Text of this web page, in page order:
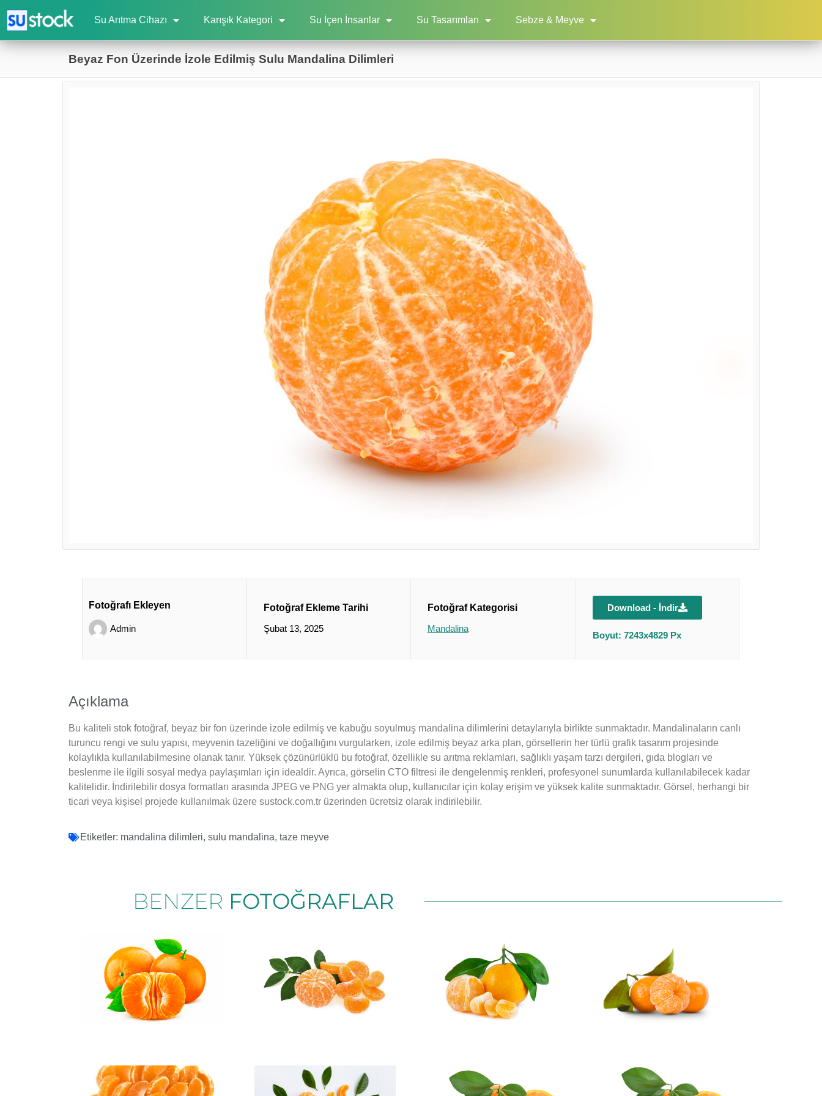
Su Arıtma Cihazı Karışık Kategori Su İçen İnsanlar Su Tasarımları Sebze & Meyve
Beyaz Fon Üzerinde İzole Edilmiş Sulu Mandalina Dilimleri
Fotoğrafı Ekleyen
Admin
Fotoğraf Ekleme Tarihi
Şubat 13, 2025
Fotoğraf Kategorisi
Mandalina
Download - İndir
Boyut: 7243x4829 Px
Açıklama
Bu kaliteli stok fotoğraf, beyaz bir fon üzerinde izole edilmiş ve kabuğu soyulmuş mandalina dilimlerini detaylarıyla birlikte sunmaktadır. Mandalinaların canlı
turuncu rengi ve sulu yapısı, meyvenin tazeliğini ve doğallığını vurgularken, izole edilmiş beyaz arka plan, görsellerin her türlü grafik tasarım projesinde
kolaylıkla kullanılabilmesine olanak tanır. Yüksek çözünürlüklü bu fotoğraf, özellikle su arıtma reklamları, sağlıklı yaşam tarzı dergileri, gıda blogları ve
beslenme ile ilgili sosyal medya paylaşımları için idealdir. Ayrıca, görselin CTO filtresi ile dengelenmiş renkleri, profesyonel sunumlarda kullanılabilecek kadar
kalitelidir. İndirilebilir dosya formatları arasında JPEG ve PNG yer almakta olup, kullanıcılar için kolay erişim ve yüksek kalite sunmaktadır. Görsel, herhangi bir
ticari veya kişisel projede kullanılmak üzere sustock.com.tr üzerinden ücretsiz olarak indirilebilir.
Etiketler: mandalina dilimleri, sulu mandalina, taze meyve
BENZER FOTOĞRAFLAR